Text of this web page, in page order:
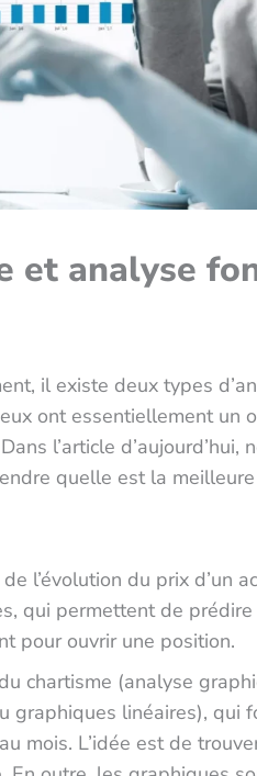
et analyse
il existe deux types
ont essentiellement un
l’article
quelle est la
l’évolution du prix d’un
qui permettent de
pour ouvrir une position.
chartisme (analyse
graphiques linéaires), qui
mois. L’idée est de